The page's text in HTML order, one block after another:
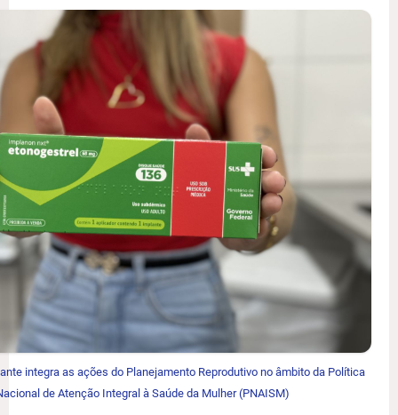
integra as ações do Planejamento Reprodutivo no âmbito da Política
de Atenção Integral à Saúde da Mulher (PNAISM)